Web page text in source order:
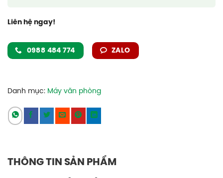
Liên hệ ngay!
0988 484 774 ZALO
Danh mục: Máy văn phòng
THÔNG TIN SẢN PHẨM